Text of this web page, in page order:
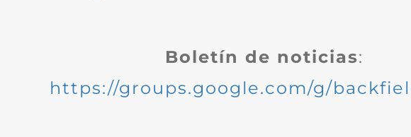
Boletín de noticias:
https://groups.google.com/g/